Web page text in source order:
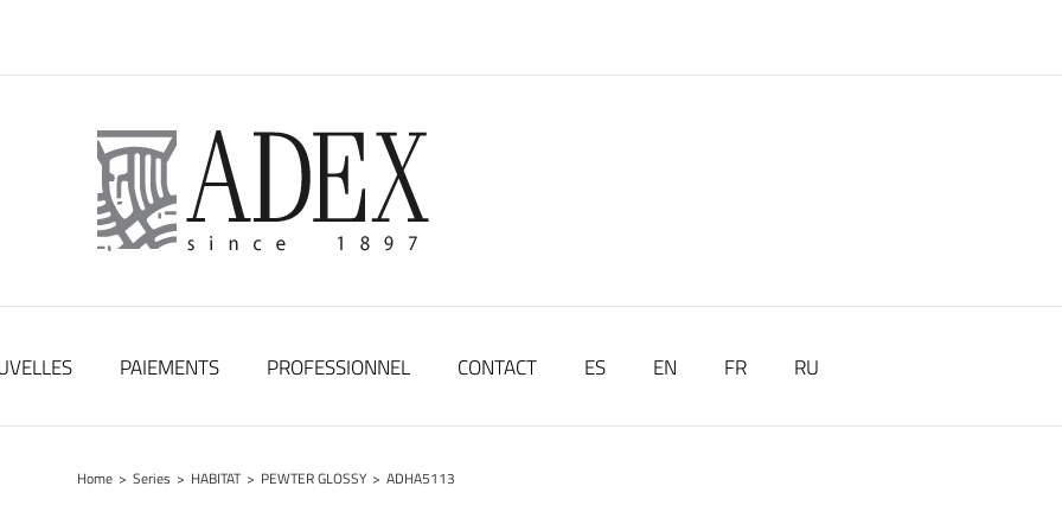
PAIEMENTS PROFESSIONNEL CONTACT ES EN FR RU
Home > Series > HABITAT > PEWTER GLOSSY > ADHA5113